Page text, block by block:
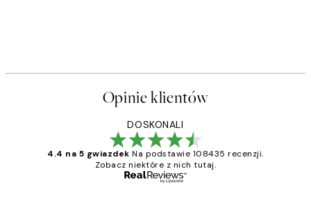
Opinie klientów
DOSKONALI
4.4 na 5 gwiazdek Na podstawie 108435 recenzji.
Zobacz niektóre z nich tutaj.